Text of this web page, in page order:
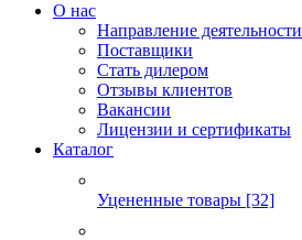
О нас
Направление деятельности
Поставщики
Стать дилером
Отзывы клиентов
Вакансии
Лицензии и сертификаты
Каталог
Уцененные товары [32]